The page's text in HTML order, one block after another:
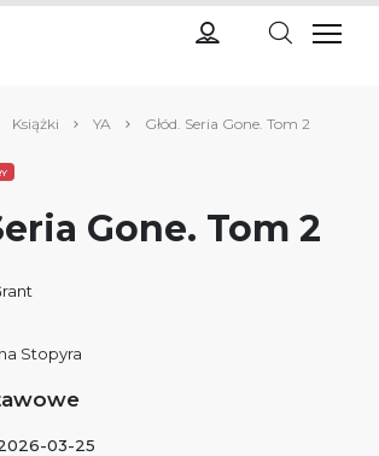
Książki YA Głód. Seria Gone. Tom 2
Gone. Tom 2
Stopyra
03-25